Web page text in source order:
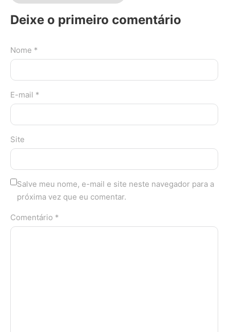
Deixe o primeiro comentário
Nome *
E-mail *
Site
Salve meu nome, e-mail e site neste navegador para a
próxima vez que eu comentar.
Comentário *